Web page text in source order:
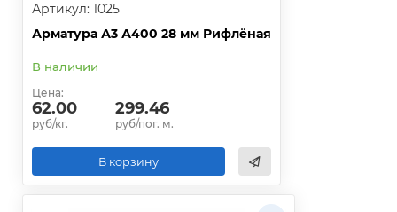
Артикул: 1025
Арматура А3 А400 28 мм Рифлёная
В наличии
Цена:
62.00
руб/кг.
299.46
руб/пог. м.
В корзину